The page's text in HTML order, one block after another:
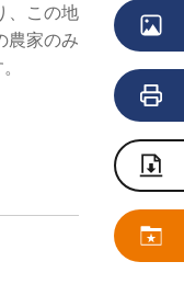
、この地
農家のみ